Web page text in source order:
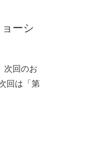
ーシ
回は「第